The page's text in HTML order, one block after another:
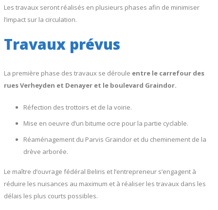
Les travaux seront réalisés en plusieurs phases afin de minimiser
l’impact sur la circulation.
Travaux prévus
La première phase des travaux se déroule entre le carrefour des
rues Verheyden et Denayer et le boulevard Graindor.
Réfection des trottoirs et de la voirie.
Mise en oeuvre d’un bitume ocre pour la partie cyclable.
Réaménagement du Parvis Graindor et du cheminement de la
drève arborée.
Le maître d’ouvrage fédéral Beliris et l’entrepreneur s’engagent à
réduire les nuisances au maximum et à réaliser les travaux dans les
délais les plus courts possibles.